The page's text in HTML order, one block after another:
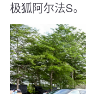
极狐阿尔法S。